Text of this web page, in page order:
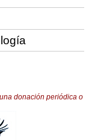
donación periódica o